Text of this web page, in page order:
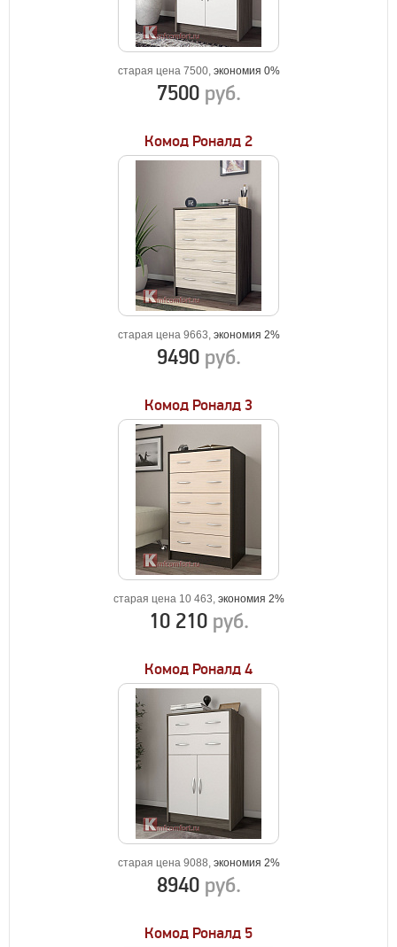
старая цена 7500, экономия 0%
7500 руб.
Комод Роналд 2
старая цена 9663, экономия 2%
9490 руб.
Комод Роналд 3
старая цена 10 463, экономия 2%
10 210 руб.
Комод Роналд 4
старая цена 9088, экономия 2%
8940 руб.
Комод Роналд 5